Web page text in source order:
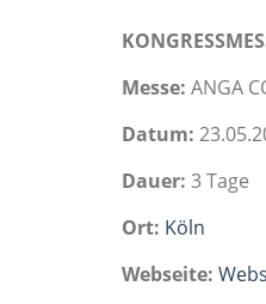
Messe: ANGA
Datum:
Dauer: 3 Tage
Ort: Köln
Webseite: